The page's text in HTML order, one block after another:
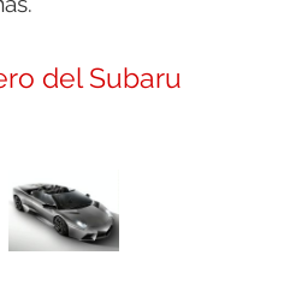
del Subaru